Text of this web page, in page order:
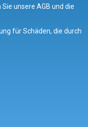
unsere AGB und die
für Schäden, die durch